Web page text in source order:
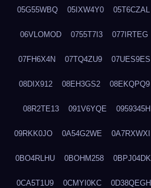
05G55WBQ 05IXW4Y0 05T6CZAL
06VLOMOD 0755T7I3 077IRTEG
07FH6X4N 07TQ4ZU9 07UES9ES
08DIX912 08EH3GS2 08EKQPQ9
08R2TE13 091V6YQE 0959345H
09RKK0JO 0A54G2WE 0A7RXWXI
0BO4RLHU 0BOHM258 0BPJ04DK
0CA5T1U9 0CMYI0KC 0D38QEGH